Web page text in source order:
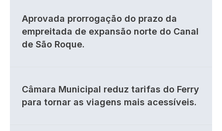
Aprovada prorrogação do prazo da
empreitada de expansão norte do Canal
de São Roque.
Câmara Municipal reduz tarifas do Ferry
para tornar as viagens mais acessíveis.